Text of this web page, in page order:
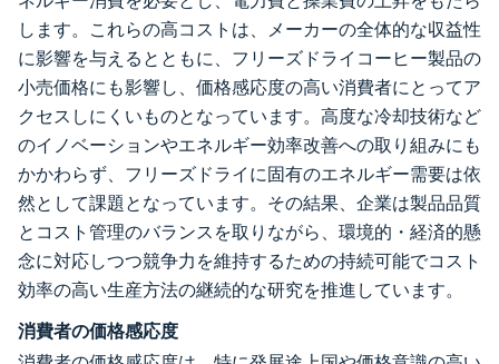
します。これらの高コストは、メーカーの全体的な収益性
に影響を与えるとともに、フリーズドライコーヒー製品の
小売価格にも影響し、価格感応度の高い消費者にとってア
クセスしにくいものとなっています。高度な冷却技術など
のイノベーションやエネルギー効率改善への取り組みにも
かかわらず、フリーズドライに固有のエネルギー需要は依
然として課題となっています。その結果、企業は製品品質
とコスト管理のバランスを取りながら、環境的・経済的懸
念に対応しつつ競争力を維持するための持続可能でコスト
効率の高い生産方法の継続的な研究を推進しています。
消費者の価格感応度